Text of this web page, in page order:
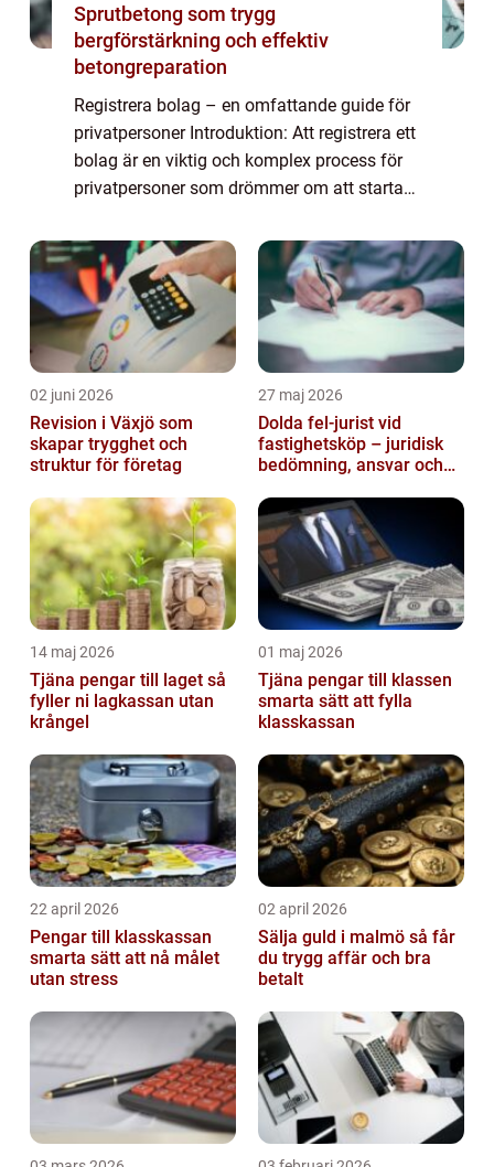
Sprutbetong som trygg
bergförstärkning och effektiv
betongreparation
Registrera bolag – en omfattande guide för
privatpersoner Introduktion: Att registrera ett
bolag är en viktig och komplex process för
privatpersoner som drömmer om att starta
att ge en grundlig översi...
02 juni 2026
Revision i Växjö som
skapar trygghet och
struktur för företag
27 maj 2026
Dolda fel-jurist vid
fastighetsköp – juridisk
bedömning, ansvar och
tvister...
14 maj 2026
Tjäna pengar till laget så
fyller ni lagkassan utan
krångel
01 maj 2026
Tjäna pengar till klassen
smarta sätt att fylla
klasskassan
22 april 2026
Pengar till klasskassan
smarta sätt att nå målet
utan stress
02 april 2026
Sälja guld i malmö så får
du trygg affär och bra
betalt